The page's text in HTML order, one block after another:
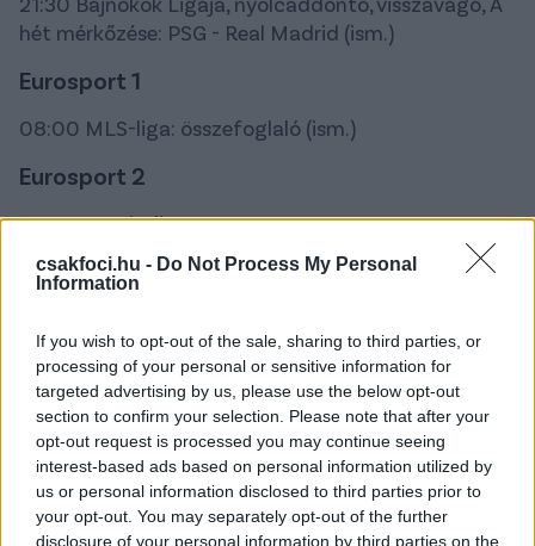
csakfoci.hu - Do Not Process My Personal
Information
If you wish to opt-out of the sale, sharing to third parties, or
processing of your personal or sensitive information for
targeted advertising by us, please use the below opt-out
section to confirm your selection. Please note that after your
opt-out request is processed you may continue seeing
interest-based ads based on personal information utilized by
us or personal information disclosed to third parties prior to
your opt-out. You may separately opt-out of the further
disclosure of your personal information by third parties on the
hét mérkőzése: PSG - Real Madrid (ism.)
Eurosport 1
08:00 MLS-liga: összefoglaló (ism.)
Eurosport 2
20:00 Bundesliga
20:30 Bundesliga, 26. forduló: 1. FSV Mainz -
22:30 Labdarúgás - FIFA (ism.)
Digi Sport 1
06:55 Reggeli Start (ÉLŐ)
08:30 Sport 24, hírműsor
08:50 Serie A TIM, Napoli - AS Roma (ism.)